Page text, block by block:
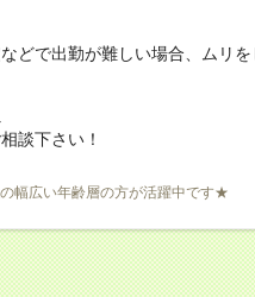
どで出勤が難しい場合、ムリ
談下さい！
幅広い年齢層の方が活躍中です★